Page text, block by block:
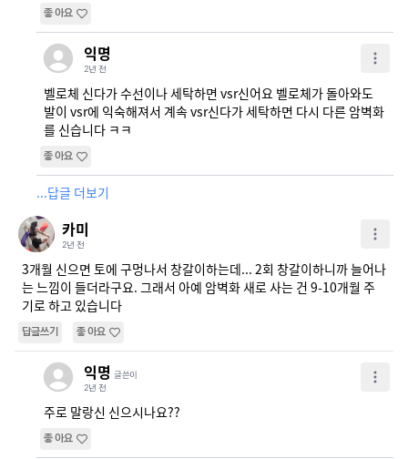
좋아요
익명
2년 전
벨로체 신다가 수선이나 세탁하면 vsr신어요 벨로체가 돌아와도
발이 vsr에 익숙해져서 계속 vsr신다가 세탁하면 다시 다른 암벽화
를 신습니다 ㅋㅋ
좋아요
...답글 더보기
카미
2년 전
3개월 신으면 토에 구멍나서 창갈이하는데... 2회 창갈이하니까 늘어나
는 느낌이 들더라구요. 그래서 아예 암벽화 새로 사는 건 9-10개월 주
기로 하고 있습니다
답글쓰기 좋아요
익명 글쓴이
2년 전
주로 말랑신 신으시나요??
좋아요